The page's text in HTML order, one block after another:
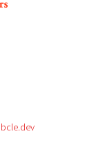
bcle.dev